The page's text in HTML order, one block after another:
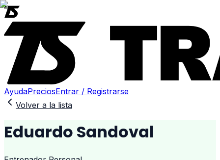
AyudaPreciosEntrar / Registrarse
Volver a la lista
Eduardo Sandoval